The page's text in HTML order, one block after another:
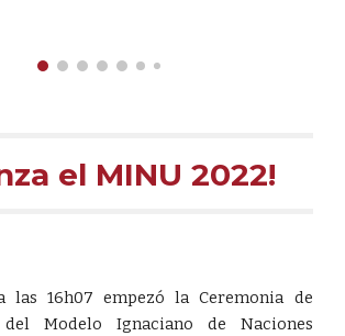
el MINU 2022!
las 16h07 empezó la Ceremonia de
del Modelo Ignaciano de Naciones